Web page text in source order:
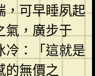
，可早睡夙起
氣，廣步于
冷：「這就是
的無價之